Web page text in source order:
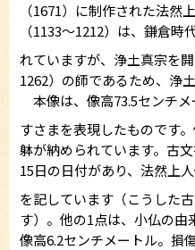
（1671）に制作された法然
（1133～1212）は、鎌倉
れていますが、浄土真宗を
1262）の師であるため、浄
本像は、像高73.5センチ
すさまを表現したものです
躰が納められています。古
15日の日付があり、法然上
を記しています（こうした
す）。他の1点は、小仏の由
像高6.2センチメートル。損